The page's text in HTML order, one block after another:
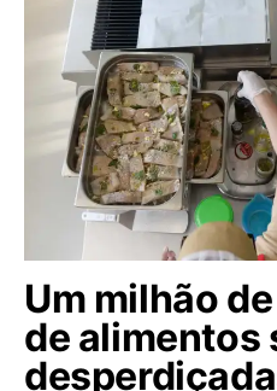
Um milhão
de alimentos